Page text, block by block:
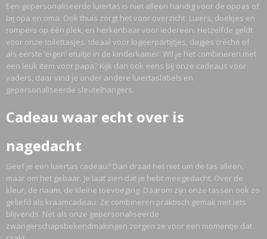
Een gepersonaliseerde luiertas is niet alleen handig voor de oppas of
bij opa en oma. Ook thuis zorgt het voor overzicht. Luiers, doekjes en
rompers op één plek, en herkenbaar voor iedereen. Hetzelfde geldt
voor onze toilettasjes. Ideaal voor logeerpartijtjes, dagjes crèche of
als eerste ‘eigen’ etuitje in de kinderkamer. Wil je het combineren met
een leuk item voor papa? Kijk dan ook eens bij onze cadeaus voor
vaders, daar vind je onder andere luiertaslabels en
gepersonaliseerde sleutelhangers.
Cadeau waar echt over is
nagedacht
Geef je een luiertas cadeau? Dan draait het niet om de tas alleen,
maar om het gebaar. Je laat zien dat je hebt meegedacht. Over de
kleur, de naam, de kleine toevoeging. Daarom zijn onze tassen ook zo
geliefd als kraamcadeau. Ze combineren praktisch gemak met iets
blijvends. Net als onze gepersonaliseerde
zwangerschapsbekendmakingen zorgen ze voor een momentje dat